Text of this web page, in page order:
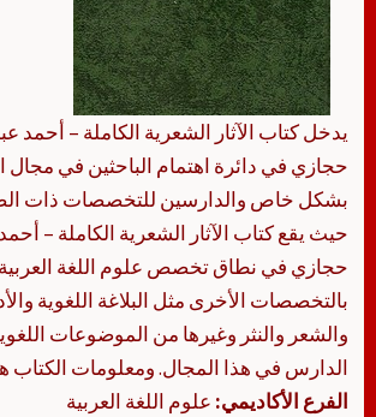
يدخل كتاب الآثار الشعرية الكاملة – أحمد
حجازي في دائرة اهتمام الباحثين في مجال
بشكل خاص والدارسين للتخصصات ذات
حيث يقع كتاب الآثار الشعرية الكاملة –
حجازي في نطاق تخصص علوم اللغة
بالتخصصات الأخرى مثل البلاغة اللغوية
والشعر والنثر وغيرها من الموضوعات
الدارس في هذا المجال. ومعلومات الكتاب
الفرع الأكاديمي: علوم اللغة العربية